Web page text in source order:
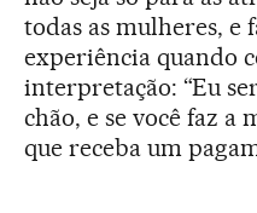
todas as mulheres, e
experiência quando
interpretação: “Eu
chão, e se você faz a
que receba um